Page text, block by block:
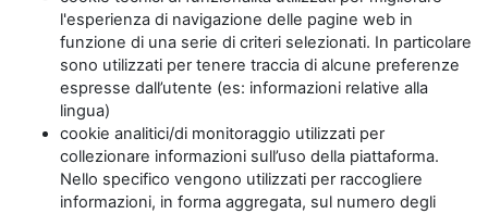
l'esperienza di navigazione delle pagine web in
funzione di una serie di criteri selezionati. In particolare
sono utilizzati per tenere traccia di alcune preferenze
espresse dall’utente (es: informazioni relative alla
lingua)
cookie analitici/di monitoraggio utilizzati per
collezionare informazioni sull’uso della piattaforma.
Nello specifico vengono utilizzati per raccogliere
informazioni, in forma aggregata, sul numero degli